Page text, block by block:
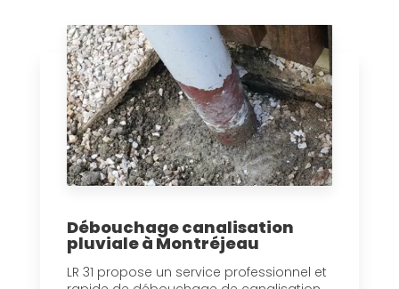
Débouchage canalisation
pluviale à Montréjeau
LR 31 propose un service professionnel et